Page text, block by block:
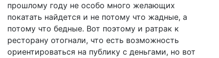
прошлому году не особо много желающих
покатать найдется и не потому что жадные, а
потому что бедные. Вот поэтому и ратрак к
ресторану отогнали, что есть возможность
ориентироваться на публику с деньгами, но вот